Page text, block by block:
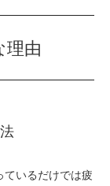
理由
ているだけでは疲